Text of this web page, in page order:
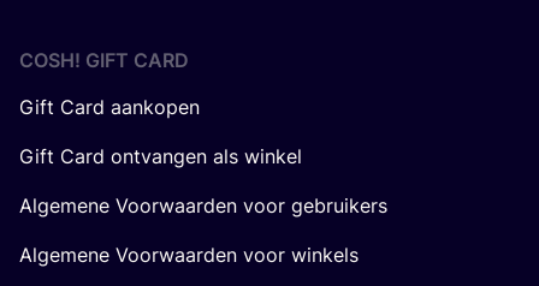
COSH! GIFT CARD
Gift Card aankopen
Gift Card ontvangen als winkel
Algemene Voorwaarden voor gebruikers
Algemene Voorwaarden voor winkels